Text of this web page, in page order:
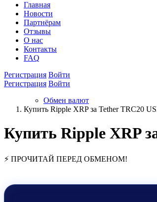
Главная
Новости
Партнёрам
Отзывы
О нас
Контакты
FAQ
Регистрация Войти
Регистрация Войти
Обмен валют
Купить Ripple XRP за Tether TRC20
Купить Ripple XRP
⚡ ПРОЧИТАЙ ПЕРЕД ОБМЕНОМ!